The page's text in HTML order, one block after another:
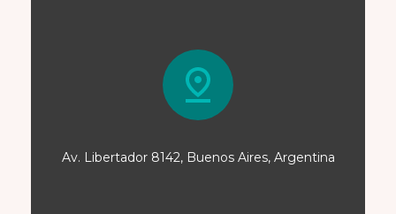
Av. Libertador 8142, Buenos Aires, Argentina